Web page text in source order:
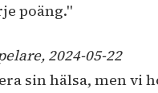
poäng."
2024-05-22